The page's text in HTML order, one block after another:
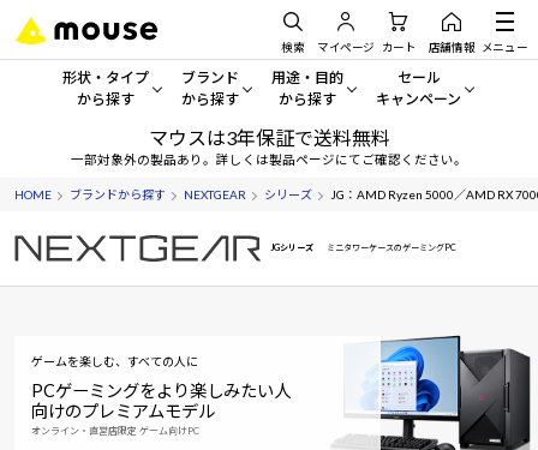
検索 マイページ カート 店舗情報 メニュー
形状・タイプ
から探す
形状・タイプから探す をすべてみる
デスクトップPC
ノートPC
ワークステーション
ブランド
から探す
mouse
G TUNE
NEXTGEAR
iiyama
用途・目的
から探す
一般向けパソコン
ゲーミングPC・ゲーム向けパソコン
学習向けパソコン
スペック/パーツ別
セール
キャンペーン
セール・キャンペー
期間限定セール
アウトレットパソコン
おすすめ目玉パソコン
今イチオシのパソコンをピ
Windows 11 | Copilot+ PC
マウスは3年保証で送料無料
一部対象外の製品あり。詳しくは製品ページにてご確認ください。
HOME ブランドから探す NEXTGEAR シリーズ JG：AMD Ryzen 5000／AMD RX
JGシリーズ ミニタワーケースのゲーミングPC
ゲームを楽しむ、すべての人に
PCゲーミングをより楽しみたい人
向けのプレミアムモデル
オンライン・直営店限定 ゲーム向けPC